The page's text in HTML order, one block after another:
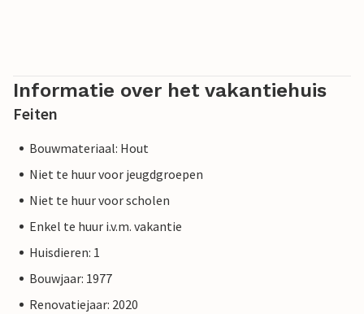
Informatie over het vakantiehuis
Feiten
Bouwmateriaal: Hout
Niet te huur voor jeugdgroepen
Niet te huur voor scholen
Enkel te huur i.v.m. vakantie
Huisdieren: 1
Bouwjaar: 1977
Renovatiejaar: 2020